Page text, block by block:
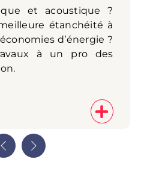
et acoustique ?
étanchéité à
d’énergie ?
à un pro des
Next